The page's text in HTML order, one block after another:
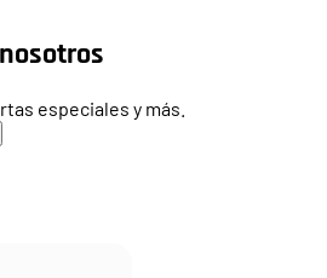
especiales y más.